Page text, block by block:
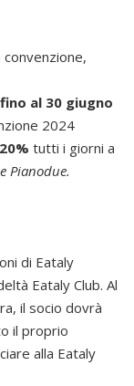
fino al 30 giugno
2024
tutti i giorni a
Pianodue.
di Eataly
Eataly Club. Al
il socio dovrà
il proprio
alla Eataly